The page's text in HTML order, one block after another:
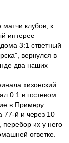
матчи клубов, к
интерес
3:1 ответный
вернулся в
два наших
хихонский
0:1 в гостевом
в Примеру
77-й и через 10
их у него
ответке.